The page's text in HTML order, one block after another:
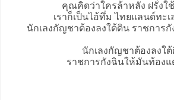
คุณคิดว่าใครล้าหลัง ฝรั่งใ
เราก็เป็นไอ้ทึ่ม ไทยแลนด์ทะเ
นักเลงกัญชาต้องลงใต้ดิน ราชการ
นักเลงกัญชาต้องลงใ
ราชการกังฉินให้มันท้องแ